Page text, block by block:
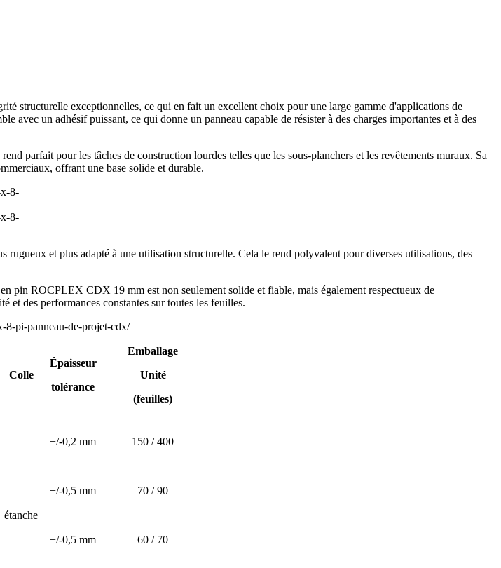
structurelle exceptionnelles, ce qui en fait un excellent choix pour une large gamme d'applications de
avec un adhésif puissant, ce qui donne un panneau capable de résister à des charges importantes et à des
parfait pour les tâches de construction lourdes telles que les sous-planchers et les revêtements muraux. Sa
offrant une base solide et durable.
et plus adapté à une utilisation structurelle. Cela le rend polyvalent pour diverses utilisations, des
pin ROCPLEX CDX 19 mm est non seulement solide et fiable, mais également respectueux de
et des performances constantes sur toutes les feuilles.
Colle
Épaisseur
tolérance
Emballage
Unité
(feuilles)
étanche
+/-0,2 mm 150 / 400
+/-0,5 mm 70 / 90
+/-0,5 mm 60 / 70